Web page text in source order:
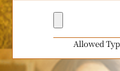
Allowed